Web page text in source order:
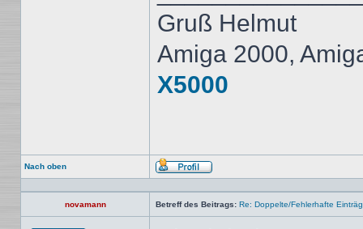
Gruß Helmut
Amiga 2000,
X5000
Nach oben
Profil
novamann Betreff des Beitrags: Re: Doppelte/Fehlerhafte